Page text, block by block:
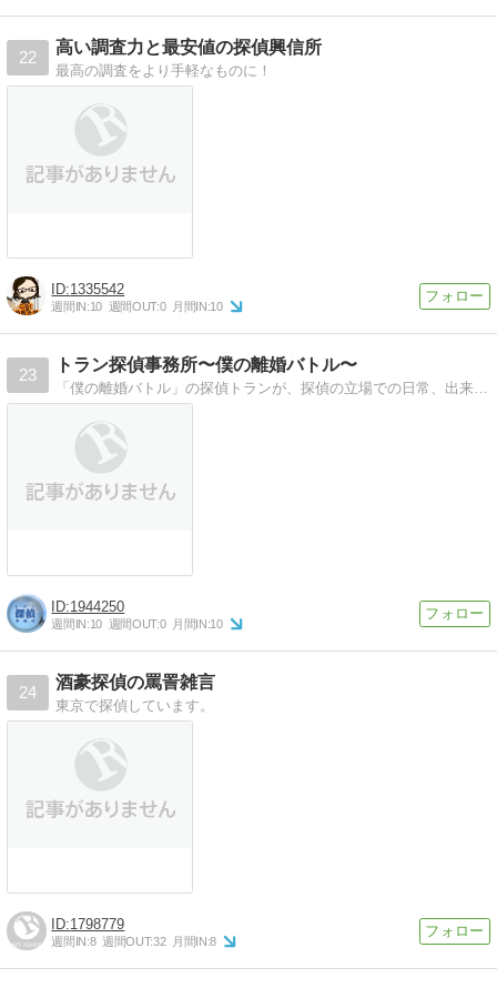
22
高い調査力と最安値の探偵興信所
最高の調査をより手軽なものに！
1335542
週間IN:10 週間OUT:0 月間IN:10
23
トラン探偵事務所〜僕の離婚バトル〜
「僕の離婚バトル」の探偵トランが、探偵の立場での日常、出来事、考え方などを書いていきます。
1944250
週間IN:10 週間OUT:0 月間IN:10
24
酒豪探偵の罵詈雑言
東京で探偵しています。
1798779
週間IN:8 週間OUT:32 月間IN:8